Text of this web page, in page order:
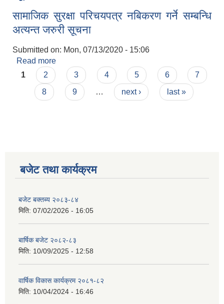
सामाजिक सुरक्षा परिचयपत्र नबिकरण गर्ने सम्बन्धि
अत्यन्त जरुरी सूचना
Submitted on: Mon, 07/13/2020 - 15:06
Read more
अत्यन्त जरुरी सूचना
Pages
1 2 3 4 5 6
7
8
9 … next › last »
बजेट तथा कार्यक्रम
बजेट बक्तब्य २०८३-८४
मिति: 07/02/2026 - 16:05
बार्षिक बजेट २०८२-८३
मिति: 10/09/2025 - 12:58
वार्षिक विकास कार्यक्रम २०८१-८२
मिति: 10/04/2024 - 16:46